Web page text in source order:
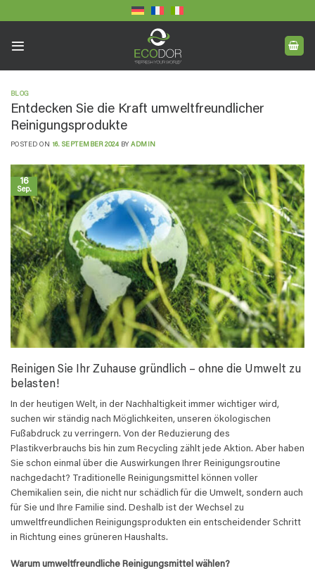
to
BLOG
Entdecken Sie die Kraft umweltfreundlicher
Reinigungsprodukte
POSTED ON 16. SEPTEMBER 2024 BYADMIN
16
Sep.
Reinigen Sie Ihr Zuhause gründlich – ohne die Umwelt zu
belasten!
In der heutigen Welt, in der Nachhaltigkeit immer wichtiger wird,
suchen wir ständig nach Möglichkeiten, unseren ökologischen
Fußabdruck zu verringern. Von der Reduzierung des
Plastikverbrauchs bis hin zum Recycling zählt jede Aktion. Aber haben
Sie schon einmal über die Auswirkungen Ihrer Reinigungsroutine
nachgedacht? Traditionelle Reinigungsmittel können voller
Chemikalien sein, die nicht nur schädlich für die Umwelt, sondern auch
für Sie und Ihre Familie sind. Deshalb ist der Wechsel zu
umweltfreundlichen Reinigungsprodukten ein entscheidender Schritt
in Richtung eines grüneren Haushalts.
Warum umweltfreundliche Reinigungsmittel wählen?